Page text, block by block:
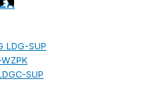
LDG-SUP
SUP